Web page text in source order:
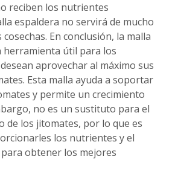
reciben los nutrientes
espaldera no servirá de mucho
En conclusión, la malla
herramienta útil para los
aprovechar al máximo sus
Esta malla ayuda a soportar
y permite un crecimiento
no es un sustituto para el
de los jitomates, por lo que es
los nutrientes y el
obtener los mejores